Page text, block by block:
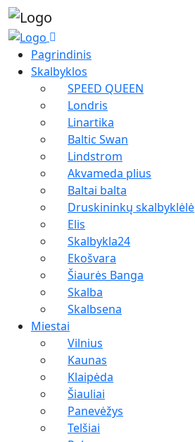
Pagrindinis
Skalbyklos
SPEED QUEEN
Londris
Linartika
Baltic Swan
Lindstrom
Akvameda plius
Baltai balta
Druskininkų skalbyklėlė
Elis
Skalbykla24
Ekošvara
Šiaurės Banga
Skalba
Skalbsena
Miestai
Vilnius
Kaunas
Klaipėda
Šiauliai
Panevėžys
Telšiai